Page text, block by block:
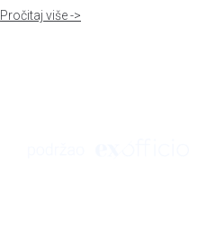
Pročitaj više ->